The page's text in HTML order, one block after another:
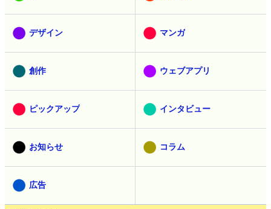
デザイン マンガ
創作 ウェブアプリ
ピックアップ インタビュー
お知らせ コラム
広告